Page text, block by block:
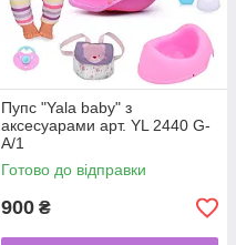
Пупс "Yala baby" з
аксесуарами арт. YL 2440 G-
A/1
Готово до відправки
900 ₴